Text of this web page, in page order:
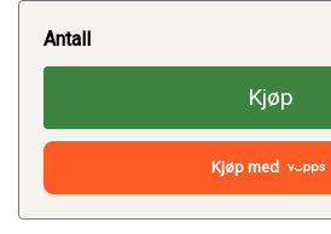
Antall
Kjøp
Kjøp med